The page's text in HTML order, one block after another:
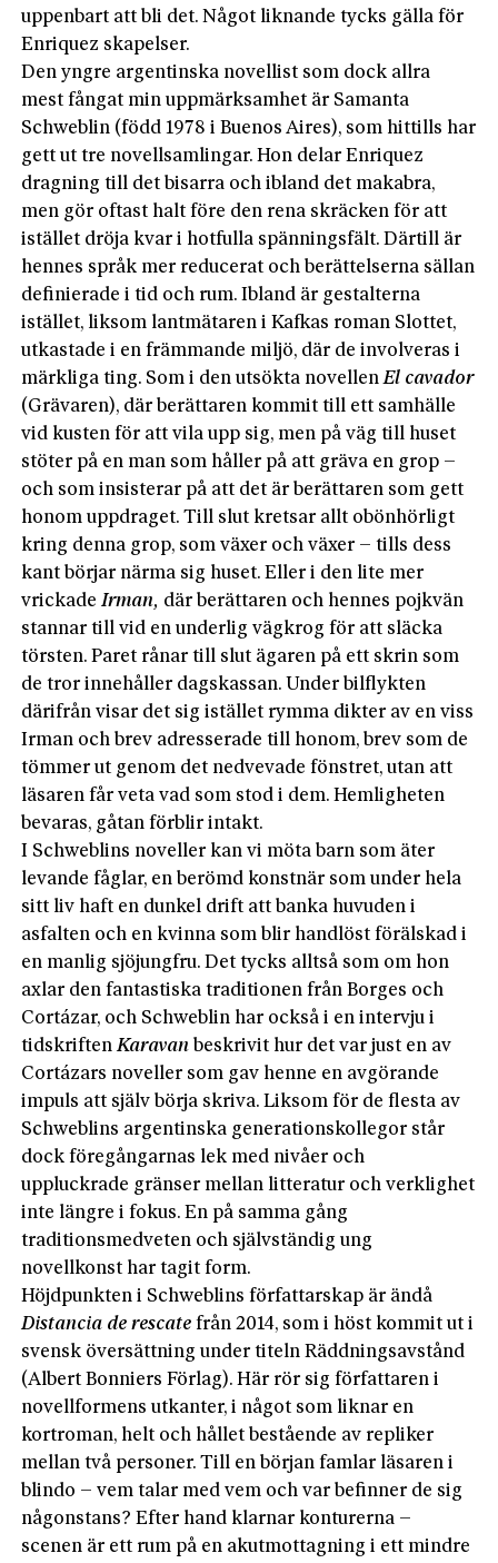
uppenbart att bli det. Något liknande tycks gälla för
Enriquez skapelser.
Den yngre argentinska novellist som dock allra
mest fångat min uppmärksamhet är Samanta
Schweblin (född 1978 i Buenos Aires), som hittills har
gett ut tre novellsamlingar. Hon delar Enriquez
dragning till det bisarra och ibland det makabra,
men gör oftast halt före den rena skräcken för att
istället dröja kvar i hotfulla spänningsfält. Därtill är
hennes språk mer reducerat och berättelserna sällan
definierade i tid och rum. Ibland är gestalterna
istället, liksom lantmätaren i Kafkas roman Slottet,
utkastade i en främmande miljö, där de involveras i
märkliga ting. Som i den utsökta novellenEl cavador
(Grävaren), där berättaren kommit till ett samhälle
vid kusten för att vila upp sig, men på väg till huset
stöter på en man som håller på att gräva en grop –
och som insisterar på att det är berättaren som gett
honom uppdraget. Till slut kretsar allt obönhörligt
kring denna grop, som växer och växer – tills dess
kant börjar närma sig huset. Eller i den lite mer
vrickadeIrman, där berättaren och hennes pojkvän
stannar till vid en underlig vägkrog för att släcka
törsten. Paret rånar till slut ägaren på ett skrin som
de tror innehåller dagskassan. Under bilflykten
därifrån visar det sig istället rymma dikter av en viss
Irman och brev adresserade till honom, brev som de
tömmer ut genom det nedvevade fönstret, utan att
läsaren får veta vad som stod i dem. Hemligheten
bevaras, gåtan förblir intakt.
I Schweblins noveller kan vi möta barn som äter
levande fåglar, en berömd konstnär som under hela
sitt liv haft en dunkel drift att banka huvuden i
asfalten och en kvinna som blir handlöst förälskad i
en manlig sjöjungfru. Det tycks alltså som om hon
axlar den fantastiska traditionen från Borges och
Cortázar, och Schweblin har också i en intervju i
tidskriftenKaravan beskrivit hur det var just en av
Cortázars noveller som gav henne en avgörande
impuls att själv börja skriva. Liksom för de flesta av
Schweblins argentinska generationskollegor står
dock föregångarnas lek med nivåer och
uppluckrade gränser mellan litteratur och verklighet
inte längre i fokus. En på samma gång
traditionsmedveten och självständig ung
novellkonst har tagit form.
Höjdpunkten i Schweblins författarskap är ändå
Distancia de rescate från 2014, som i höst kommit ut i
svensk översättning under titeln Räddningsavstånd
(Albert Bonniers Förlag). Här rör sig författaren i
novellformens utkanter, i något som liknar en
kortroman, helt och hållet bestående av repliker
mellan två personer. Till en början famlar läsaren i
blindo – vem talar med vem och var befinner de sig
någonstans? Efter hand klarnar konturerna –
scenen är ett rum på en akutmottagning i ett mindre